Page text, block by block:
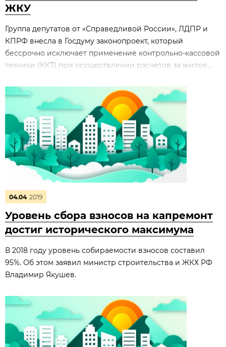
ЖКУ
Группа депутатов от «Справедливой России», ЛДПР и
КПРФ внесла в Госдуму законопроект, который
бессрочно исключает применение контрольно-кассовой
техники (ККТ) при осуществлении расчетов за жилое...
04.04 2019
Уровень сбора взносов на капремонт
достиг исторического максимума
В 2018 году уровень собираемости взносов составил
95%. Об этом заявил министр строительства и ЖКХ РФ
Владимир Якушев.